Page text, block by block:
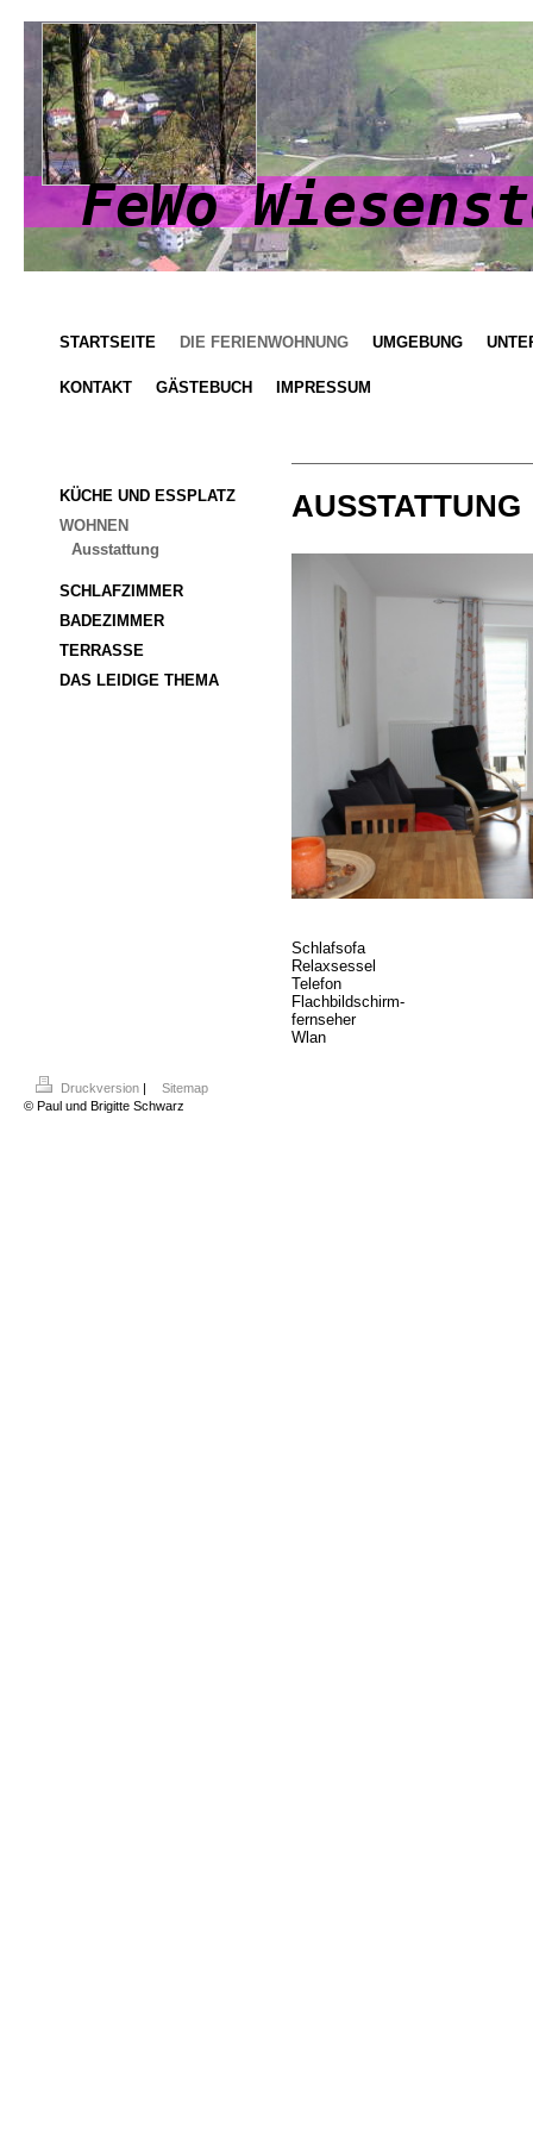
FeWo
STARTSEITE DIE FERIENWOHNUNG UMGEBUNG
KONTAKT GÄSTEBUCH IMPRESSUM
KÜCHE UND ESSPLATZ
WOHNEN
Ausstattung
SCHLAFZIMMER
BADEZIMMER
TERRASSE
DAS LEIDIGE THEMA
AUSSTATTUNG
Schlafsofa
Relaxsessel
Telefon
Flachbildschirm-
fernseher
Wlan
Druckversion |
Sitemap
© Paul und Brigitte Schwarz